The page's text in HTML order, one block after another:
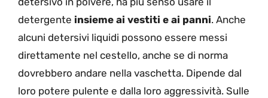
detergente insieme ai vestiti e ai panni. Anche
alcuni detersivi liquidi possono essere messi
direttamente nel cestello, anche se di norma
dovrebbero andare nella vaschetta. Dipende dal
loro potere pulente e dalla loro aggressività. Sulle